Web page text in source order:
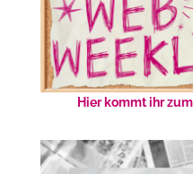
Hier kommt ihr